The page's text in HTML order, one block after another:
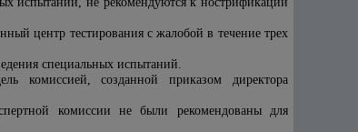
центр тестирования с жалобой в течение трех
специальных испытаний.
комиссией, созданной приказом директора
комиссии не были рекомендованы для